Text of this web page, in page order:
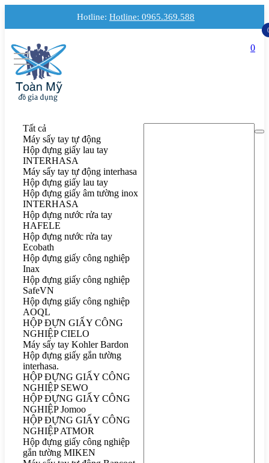
Hotline: Hotline: 0965.369.588
Tất cả
Máy sấy tay tự động
Hộp đựng giấy lau tay
INTERHASA
Máy sấy tay tự động interhasa
Hộp đựng giấy lau tay
Hộp đựng giấy âm tường inox
INTERHASA
Hộp đựng nước rửa tay
HAFELE
Hộp đựng nước rửa tay
Ecobath
Hộp đựng giấy công nghiệp
Inax
Hộp đựng giấy công nghiệp
SafeVN
Hộp đựng giấy công nghiệp
AOQL
HỘP ĐỰN GIẤY CÔNG
NGHIỆP CIELO
Máy sấy tay Kohler Bardon
Hộp đựng giấy gắn tường
interhasa.
HỘP ĐỰNG GIẤY CÔNG
NGHIỆP SEWO
HỘP ĐỰNG GIẤY CÔNG
NGHIỆP Jomoo
HỘP ĐỰNG GIẤY CÔNG
NGHIỆP ATMOR
Hộp đựng giấy công nghiệp
gắn tường MIKEN
0